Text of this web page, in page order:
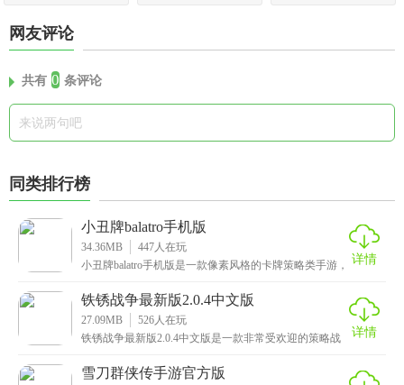
网友评论
共有 0 条评论
同类排行榜
小丑牌balatro手机版
34.36MB 447 人在玩
小丑牌balatro手机版是一款像素风格的卡牌策略类手游，
详情
铁锈战争最新版2.0.4中文版
27.09MB 526 人在玩
铁锈战争最新版2.0.4中文版是一款非常受欢迎的策略战
详情
雪刀群侠传手游官方版